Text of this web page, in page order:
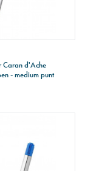
d'Ache
- medium punt